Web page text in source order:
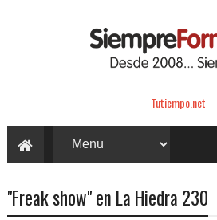
Tutiempo.net
"Freak show" en La Hiedra 230